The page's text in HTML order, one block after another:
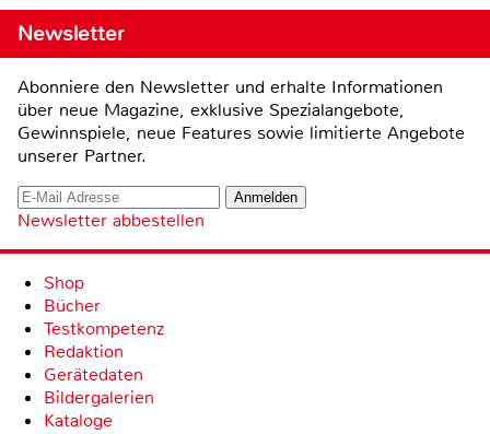
Newsletter
Abonniere den Newsletter und erhalte Informationen
über neue Magazine, exklusive Spezialangebote,
Gewinnspiele, neue Features sowie limitierte Angebote
unserer Partner.
Newsletter abbestellen
Shop
Bücher
Testkompetenz
Redaktion
Gerätedaten
Bildergalerien
Kataloge